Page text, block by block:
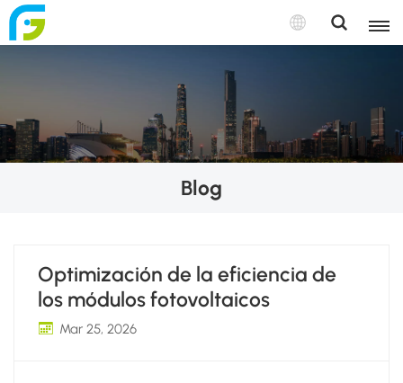
Blog
Optimización de la eficiencia de
los módulos fotovoltaicos
Mar 25, 2026